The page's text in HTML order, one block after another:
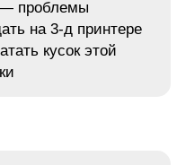
— проблемы
на 3-д принтере
кусок этой